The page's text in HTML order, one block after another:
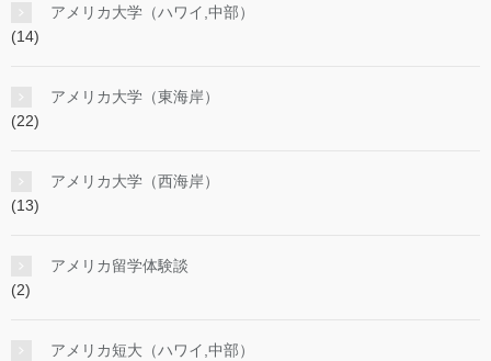
アメリカ大学（ハワイ,中部）
(14)
アメリカ大学（東海岸）
(22)
アメリカ大学（西海岸）
(13)
アメリカ留学体験談
(2)
アメリカ短大（ハワイ,中部）